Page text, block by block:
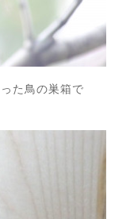
た鳥の巣箱で